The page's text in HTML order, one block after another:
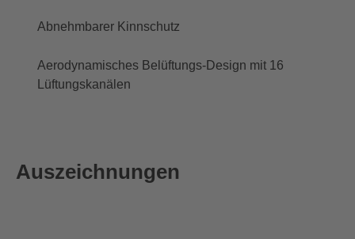
Abnehmbarer Kinnschutz
Aerodynamisches Belüftungs-Design mit 16
Lüftungskanälen
Auszeichnungen